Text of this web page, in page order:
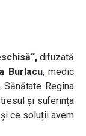
“, difuzată
Burlacu,medic
Regina
și suferința
ce soluții avem